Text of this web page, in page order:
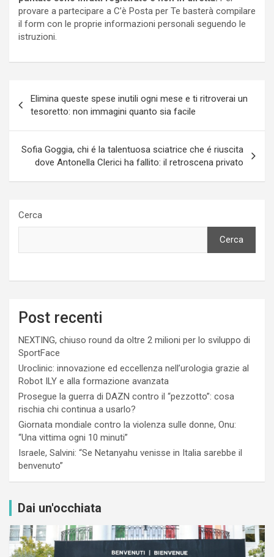
provare a partecipare a C’è Posta per Te basterà compilare
il form con le proprie informazioni personali seguendo le
istruzioni.
articoli
Elimina queste spese inutili ogni mese e ti ritroverai un
tesoretto: non immagini quanto sia facile
Sofia Goggia, chi é la talentuosa sciatrice che é riuscita
dove Antonella Clerici ha fallito: il retroscena privato
Cerca
Cerca
Post recenti
NEXTING, chiuso round da oltre 2 milioni per lo sviluppo di
SportFace
Uroclinic: innovazione ed eccellenza nell’urologia grazie al
Robot ILY e alla formazione avanzata
Prosegue la guerra di DAZN contro il “pezzotto”: cosa
rischia chi continua a usarlo?
Giornata mondiale contro la violenza sulle donne, Onu:
“Una vittima ogni 10 minuti”
Israele, Salvini: “Se Netanyahu venisse in Italia sarebbe il
benvenuto”
Dai un'occhiata